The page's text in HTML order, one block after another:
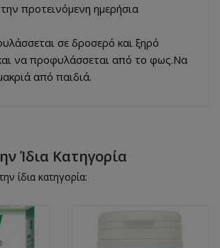
προτεινόμενη ημερήσια
σε δροσερό και ξηρό
να προφυλάσσεται από το φως.Να
από παιδιά.
Ίδια Κατηγορία
ίδια κατηγορία: